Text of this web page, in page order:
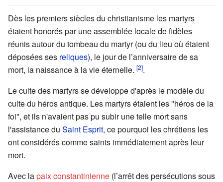
Dès les premiers siècles du christianisme les martyrs
étaient honorés par une assemblée locale de fidèles
réunis autour du tombeau du martyr (ou du lieu où étaient
déposées ses reliques), le jour de l’anniversaire de sa
mort, la naissance à la vie éternelle. [2].
Le culte des martyrs se développe d'après le modèle du
culte du héros antique. Les martyrs étaient les "héros de la
foi", et ils n'avaient pas pu subir une telle mort sans
l'assistance du Saint Esprit, ce pourquoi les chrétiens les
ont considérés comme saints immédiatement après leur
mort.
Avec lapaix constantinienne (l’arrêt des persécutions sous